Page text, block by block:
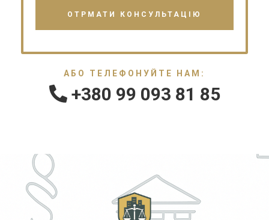
АБО ТЕЛЕФОНУЙТЕ НАМ:
+380 99 093 81 85